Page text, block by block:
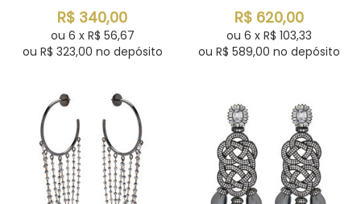
R$ 340,00
ou 6 x R$ 56,67
ou R$ 323,00 no depósito
R$ 620,00
ou 6 x R$ 103,33
ou R$ 589,00 no depósito